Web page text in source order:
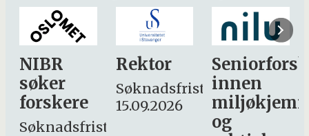
Rektor
Søknadsfrist:
15.09.2026
Seniorforsker
innen
miljøkjemi
søker
– fast